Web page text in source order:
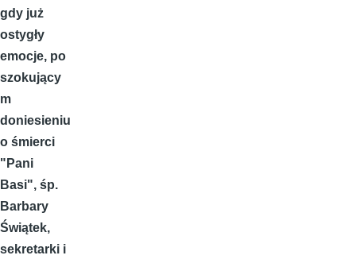
gdy już
ostygły
emocje, po
szokujący
m
doniesieniu
o śmierci
"Pani
Basi", śp.
Barbary
Świątek,
sekretarki i